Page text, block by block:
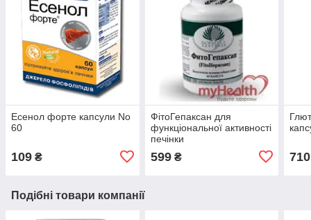
Есенол форте капсули No
60
109 ₴
ФітоГепаксан для
функціональної активності
печінки
599₴ 710
Подібні товари компанії